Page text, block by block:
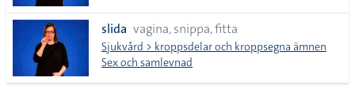
slida vagina, snippa, fitta
Sjukvård > kroppsdelar och kroppsegna ämnen
Sex och samlevnad